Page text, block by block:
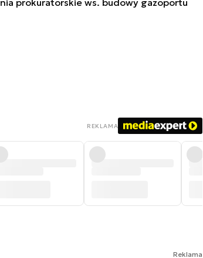
prokuratorskie ws. budowy gazoportu
REKLAMA
Reklama